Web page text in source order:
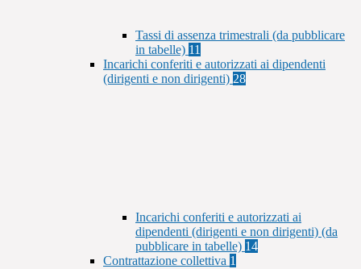
Tassi di assenza trimestrali (da pubblicare
in tabelle) 11
Incarichi conferiti e autorizzati ai dipendenti
(dirigenti e non dirigenti) 28
Incarichi conferiti e autorizzati ai
dipendenti (dirigenti e non dirigenti) (da
pubblicare in tabelle) 14
Contrattazione collettiva 1